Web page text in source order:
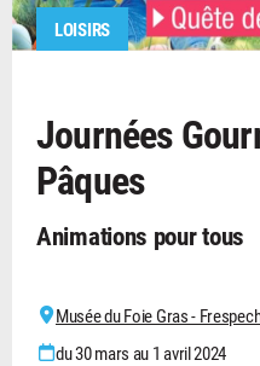
LOISIRS
Journées
Pâques
Animations pour tous
Musée du Foie Gras -
du 30 mars au 1 avril 2024